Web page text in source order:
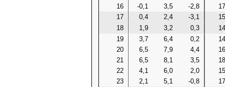
16
-0,1 3,5 -2,8
17
0,4 2,4 -3,1
18
1,9 3,2 0,3
19
3,7 6,4 0,2
20
6,5 7,9 4,4
21
6,5 8,1 3,5
22
4,1 6,0 2,0
23
2,1 5,1 -0,8